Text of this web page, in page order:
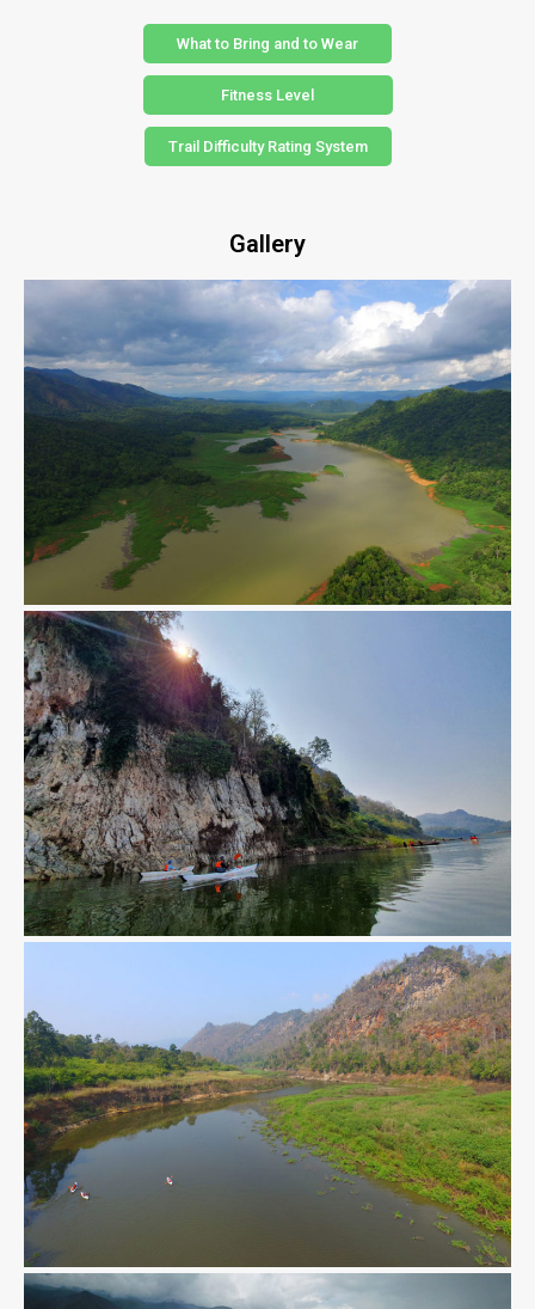
What to Bring and to Wear
Fitness Level
Trail Difficulty Rating System
Gallery